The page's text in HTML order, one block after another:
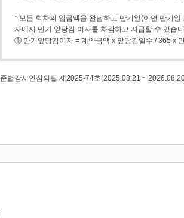
* 모든 회차의 입금액을 완납하고 만기일(이연 만기
자에서 만기 앞당김 이자를 차감하고 지급할 수 있습
① 만기앞당김이자 = 계약금액 x 앞당김일수 / 365 x
준법감시인심의필 제2025-74호(2025.08.21 ~